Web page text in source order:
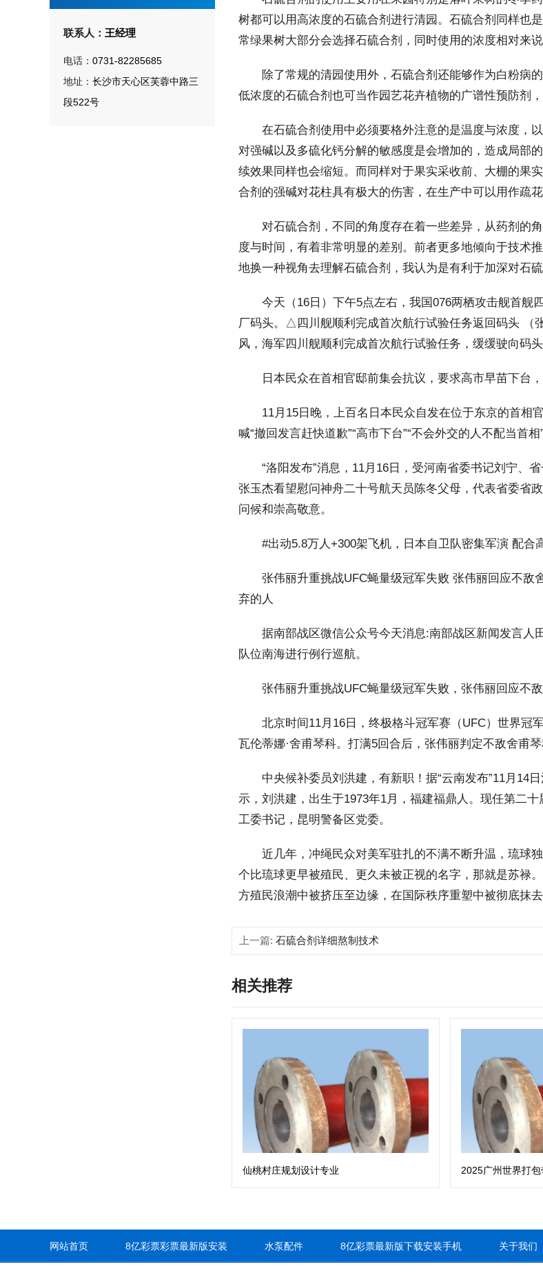
联系人： 王经理
电话： 0731-82285685
地址： 长沙市天心区芙蓉中路三
段522号
树都可以用高浓度的石硫合剂进行清园。石硫合剂同样也
常绿果树大部分会选择石硫合剂，同时使用的浓度相对来
除了常规的清园使用外，石硫合剂还能够作为白粉病的
低浓度的石硫合剂也可当作园艺花卉植物的广谱性预防剂
在石硫合剂使用中必须要格外注意的是温度与浓度，以
对强碱以及多硫化钙分解的敏感度是会增加的，造成局部
续效果同样也会缩短。而同样对于果实采收前、大棚的果
合剂的强碱对花柱具有极大的伤害，在生产中可以用作疏花
对石硫合剂，不同的角度存在着一些差异，从药剂的角
度与时间，有着非常明显的差别。前者更多地倾向于技术
地换一种视角去理解石硫合剂，我认为是有利于加深对石
今天（16日）下午5点左右，我国076两栖攻击舰首舰
厂码头。△四川舰顺利完成首次航行试验任务返回码头 （
风，海军四川舰顺利完成首次航行试验任务，缓缓驶向码头
日本民众在首相官邸前集会抗议，要求高市早苗下台，
11月15日晚，上百名日本民众自发在位于东京的首相
喊“撤回发言赶快道歉”“高市下台”“不会外交的人不配当首
“洛阳发布”消息，11月16日，受河南省委书记刘宁、
张玉杰看望慰问神舟二十号航天员陈冬父母，代表省委省
问候和崇高敬意。
#出动5.8万人+300架飞机，日本自卫队密集军演 配合
张伟丽升重挑战UFC蝇量级冠军失败 张伟丽回应不敌
弃的人
据南部战区微信公众号今天消息:南部战区新闻发言人
队位南海进行例行巡航。
张伟丽升重挑战UFC蝇量级冠军失败，张伟丽回应不敌
北京时间11月16日，终极格斗冠军赛（UFC）世界冠
瓦伦蒂娜·舍甫琴科。打满5回合后，张伟丽判定不敌舍甫
中央候补委员刘洪建，有新职！据“云南发布”11月14
示，刘洪建，出生于1973年1月，福建福鼎人。现任第二
工委书记，昆明警备区党委。
近几年，冲绳民众对美军驻扎的不满不断升温，琉球独
个比琉球更早被殖民、更久未被正视的名字，那就是苏禄
方殖民浪潮中被挤压至边缘，在国际秩序重塑中被彻底抹去
上一篇: 石硫合剂详细熬制技术
相关推荐
仙桃村庄规划设计专业
网站首页 8亿彩票彩票最新版安装 水泵配件 8亿彩票最新版下载安装手机 关于我们